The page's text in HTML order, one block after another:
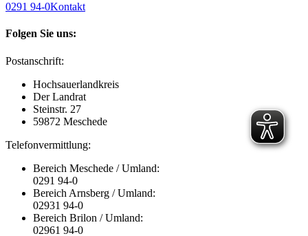
0291 94-0Kontakt
Folgen Sie uns:
Postanschrift:
Hochsauerlandkreis
Der Landrat
Steinstr. 27
59872 Meschede
Telefonvermittlung:
Bereich Meschede / Umland:
0291 94-0
Bereich Arnsberg / Umland:
02931 94-0
Bereich Brilon / Umland:
02961 94-0